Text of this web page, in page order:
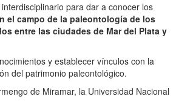
para dar a conocer los
el campo de la paleontología de los
entre las ciudades de Mar del Plata y
y establecer vínculos con la
del patrimonio paleontológico.
de Miramar, la Universidad Nacional